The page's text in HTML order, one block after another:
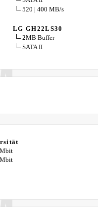
520 | 400 MB/s
LG GH22LS30
2MB Buffer
SATA II